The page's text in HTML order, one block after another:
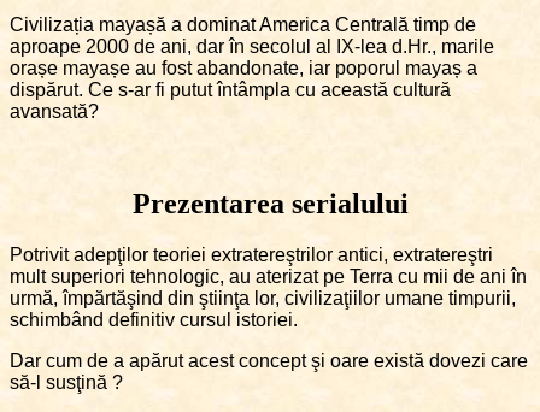
Civilizația mayașă a dominat America Centrală timp de
aproape 2000 de ani, dar în secolul al IX-lea d.Hr., marile
orașe mayașe au fost abandonate, iar poporul mayaș a
dispărut. Ce s-ar fi putut întâmpla cu această cultură
avansată?
Prezentarea serialului
Potrivit adepţilor teoriei extratereştrilor antici, extratereştri
mult superiori tehnologic, au aterizat pe Terra cu mii de ani în
urmă, împărtăşind din ştiinţa lor, civilizaţiilor umane timpurii,
schimbând definitiv cursul istoriei.
Dar cum de a apărut acest concept şi oare există dovezi care
să-l susţină ?